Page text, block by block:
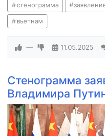
стенограмма
вьетнам
— 11.05.2025
Стенограмма
Владимира